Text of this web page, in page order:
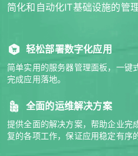
简化和自动化IT基础设施的管
轻松部署数字化应用
简单实用的服务器管理面板，一键
完成应用落地。
全面的运维解决方案
提供全面的解决方案，帮助企业完
复的各项工作，保证应用稳定有序